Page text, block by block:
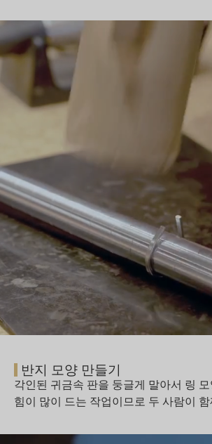
반지 모양 만들기
각인된 귀금속 판을 둥글게 말아서 링
힘이 많이 드는 작업이므로 두 사람이